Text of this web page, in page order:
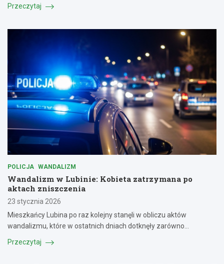
Przeczytaj
POLICJA WANDALIZM
Wandalizm w Lubinie: Kobieta zatrzymana po
aktach zniszczenia
23 stycznia 2026
Mieszkańcy Lubina po raz kolejny stanęli w obliczu aktów
wandalizmu, które w ostatnich dniach dotknęły zarówno…
Przeczytaj